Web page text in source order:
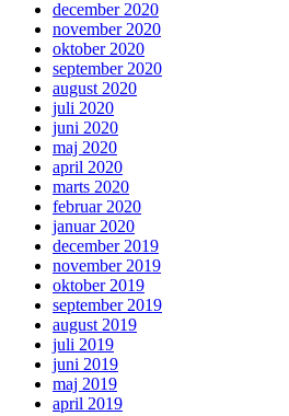
december 2020
november 2020
oktober 2020
september 2020
august 2020
juli 2020
juni 2020
maj 2020
april 2020
marts 2020
februar 2020
januar 2020
december 2019
november 2019
oktober 2019
september 2019
august 2019
juli 2019
juni 2019
maj 2019
april 2019